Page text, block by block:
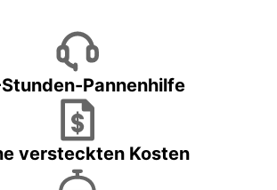
Pannenhilfe
versteckten Kosten